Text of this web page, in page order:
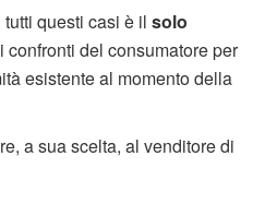
tutti questi casi è ilsolo
confronti del consumatore per
esistente al momento della
a sua scelta, al venditore di